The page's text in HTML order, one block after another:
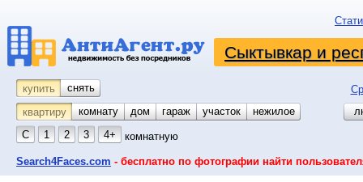
Сыктывкар и
купить снять
квартиру
комнату койко-место
дом гараж участок
нежилое
С
1 2 3 4+ комнатную
Search4Faces.com - бесплатно по фотографии найти